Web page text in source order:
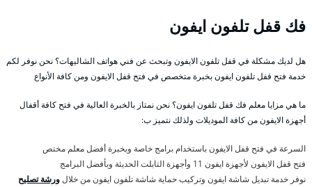
فك قفل تلفون ايفون
هل لديك مشكلة في قفل تلفون الايفون وتبحث عن فني هواتف الشاليهات؟ نحن نوفر لكم
خدمة فتح قفل تلفون ايفون بخبرة متخصص في فتح قفل الايفون ومن كافة الأنواع
ما هي مزايا معلم فك قفل تلفون ايفون؟ نحن نمتاز بالخبرة العالية في فتح كافة أقفال
أجهزة الايفون من كافة الموديلات ولذلك نتميز ب:
السرعة في فتح قفل الايفون باستخدام برامج خاصة وبخبرة أفضل معلم مختص
فتح قفل الايفون لأجهزة ايفون 11 وأجهزة التابلت الحديثة وبأفضل البرامج
نوفر خدمة تبديل شاشة ايفون وتركيب حماية شاشة تلفون ايفون من خلالورشة تصليح